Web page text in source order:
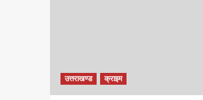
उत्तराखण्ड क्राइम